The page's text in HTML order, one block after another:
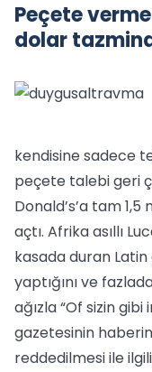
Peçete
dolar
kendisine sadece
peçete talebi geri
Donald’s’a tam
açtı. Afrika asıllı
kasada duran Latin
yaptığını ve
ağızla “Of sizin
gazetesinin
reddedilmesi ile